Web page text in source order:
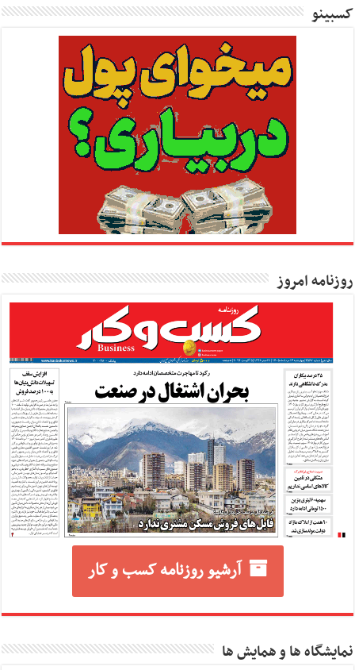
کسبینو
روزنامه امروز
آرشیو روزنامه کسب و کار
نمایشگاه ها و همایش ها